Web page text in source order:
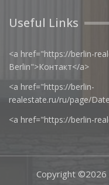
Useful Links
<a href="https://berlin-
Berlin">Контакт</a>
<a href="https://berlin-
realestate.ru/ru/page/
<a href="https://berlin-
Copyright ©2026